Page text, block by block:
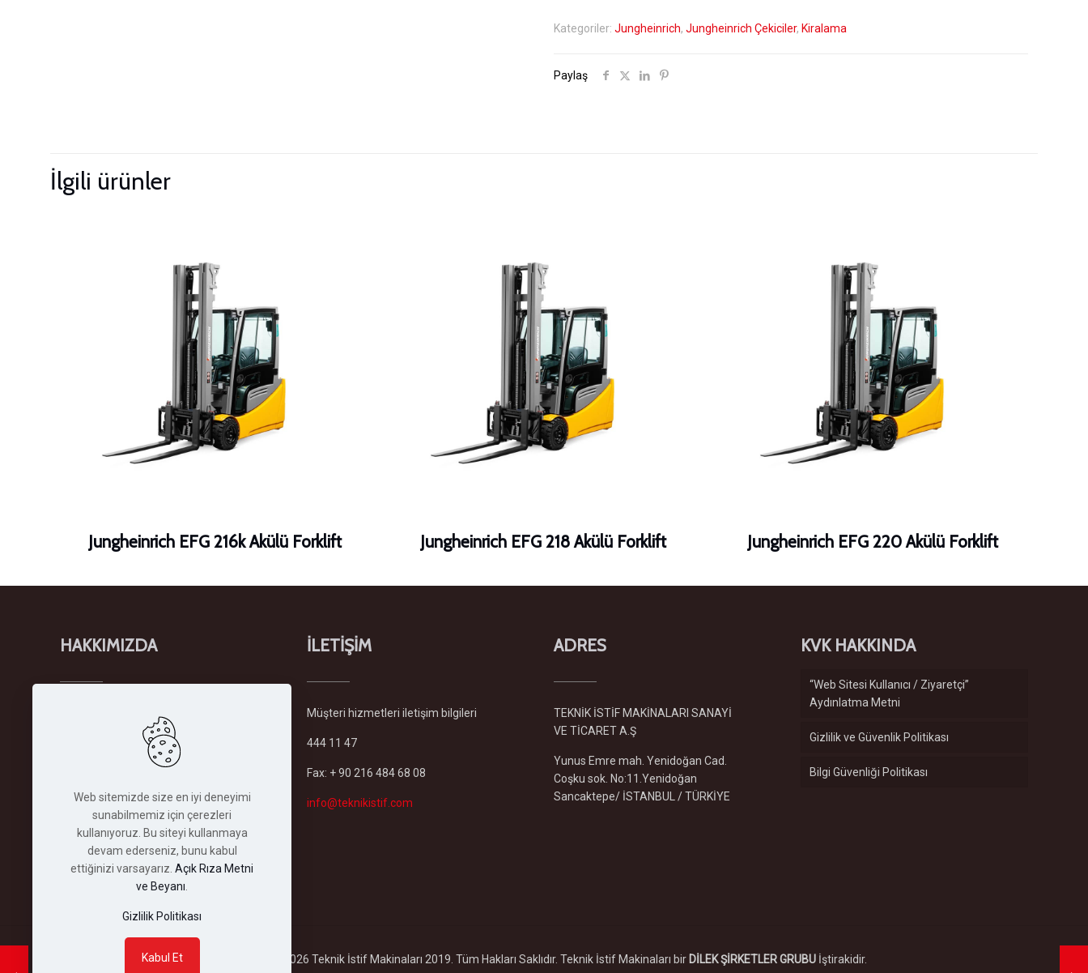
Kategoriler: Jungheinrich, Jungheinrich Çekiciler, Kiralama
Paylaş
İlgili ürünler
Jungheinrich EFG 216k Akülü Forklift Jungheinrich EFG 218 Akülü Forklift Jungheinrich EFG 220 Akülü Forklift
HAKKIMIZDA
forklift ve istifleme makinaları
filosuyla sektöründe kiralama
hizmeti veren lider firmadır.
merkez binasında kurulmuş olup,
bugün her türlü depolama ve
istifleme makinası...
Devamını Oku
İLETİŞİM
Müşteri hizmetleri iletişim bilgileri
444 11 47
Fax: + 90 216 484 68 08
info@teknikistif.com
ADRES
TEKNİK İSTİF MAKİNALARI SANAYİ
VE TİCARET A.Ş
Yunus Emre mah. Yenidoğan Cad.
Coşku sok. No:11.Yenidoğan
Sancaktepe/ İSTANBUL / TÜRKİYE
KVK HAKKINDA
“Web Sitesi Kullanıcı / Ziyaretçi”
Aydınlatma Metni
Gizlilik ve Güvenlik Politikası
Bilgi Güvenliği Politikası
Copyright ©2026 Teknik İstif Makinaları 2019. Tüm Hakları Saklıdır. Teknik İstif Makinaları bir DİLEK ŞİRKETLER GRUBUİştirakidir.
Web sitemizde size en iyi deneyimi
sunabilmemiz için çerezleri
kullanıyoruz. Bu siteyi kullanmaya
devam ederseniz, bunu kabul
ettiğinizi varsayarız. Açık Rıza Metni
ve Beyanı
Gizlilik Politikası
Kabul Et